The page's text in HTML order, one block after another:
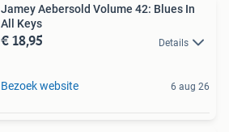
Jamey Aebersold Volume 42: Blues In
All Keys
€ 18,95 Details
Bezoek website 6 aug 26